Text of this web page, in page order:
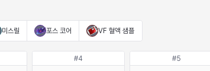
미스릴 포스 코어 VF 혈액 샘플
#4 #5